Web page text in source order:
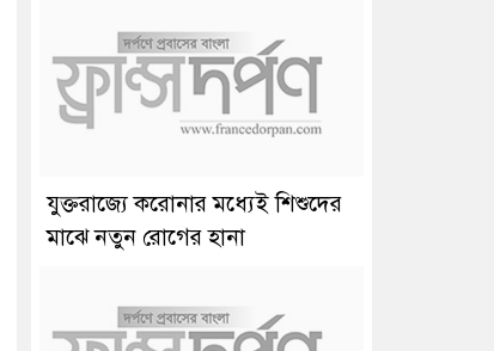
যুক্তরাজ্যে করোনার মধ্যেই শিশুদের
মাঝে নতুন রোগের হানা